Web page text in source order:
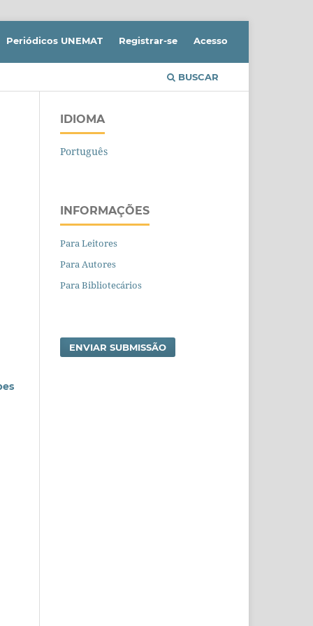
BUSCAR
Periódicos UNEMAT Registrar-se Acesso
IDIOMA
Português
INFORMAÇÕES
Para Leitores
Para Autores
Para Bibliotecários
ENVIAR SUBMISSÃO